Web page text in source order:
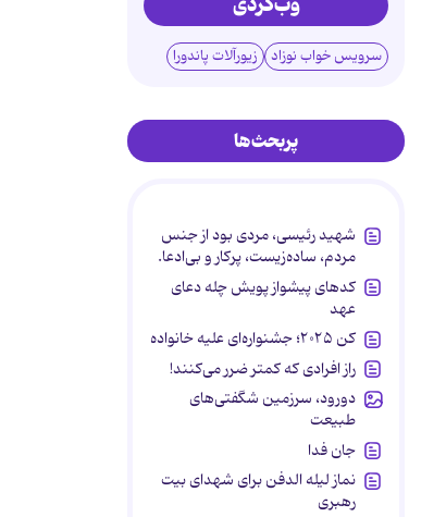
سرویس خواب نوزاد زیورآلات پاندورا
پربحث‌ها
شهید رئیسی، مردی بود از جنس
مردم، ساده‌زیست، پرکار و بی‌ادعا.
کدهای پیشواز پویش چله دعای
عهد
کن ۲۰۲۵؛ جشنواره‌ای علیه خانواده
راز افرادی که کمتر ضرر می‌کنند!
دورود، سرزمین شگفتی‌های
طبیعت
جان فدا
نماز لیله الدفن برای شهدای بیت
رهبری